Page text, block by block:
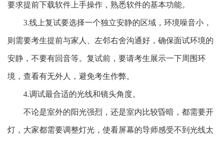
要求提前下载软件上手操作，熟悉软件的基本功能。
3.线上复试要选择一个独立安静的区域，环境噪音小，
则需要考生提前与家人、左邻右舍沟通好，确保面试环境的
安静，不要有回音等。复试前，要请考生展示一下周围环
境，查看有无外人，避免考生作弊。
4.调试最合适的光线和镜头角度。
不论是室外的阳光强烈，还是室内比较昏暗，都需要开
灯，大家都需要调整灯光，使看屏幕的导师感受不到光线太